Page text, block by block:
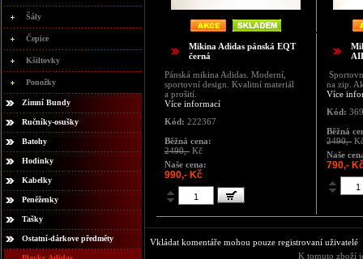
Šály
Čepice
Kšiltovky
Ponožky
Zimní Bundy
Ručníky-osušky
Batohy
Hodinky
Kabelky
Peněženky
Tašky
Ostatní-dárkove předměty
Mikina Adidas pánská EQT
černá
Pánská mikina Adidas. Moderní,
sportovní design. Kvalitní materiál
a prošití.
Více informací
Kód: 222367
Běžná cena:
2490,- Kč
Naše cena:
990,- Kč
na zip.
Více
Kód:
Běžná
2490,-
Naše
790,-
Vkládat komentáře mohou pouze registrovaní uživatelé
K tomuto zboží